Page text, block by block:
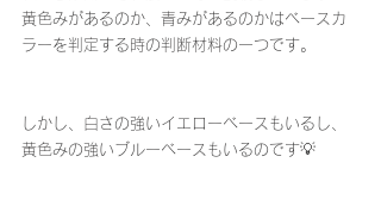
黄色みがあるのか、青みがあるのかはベースカ
ラーを判定する時の判断材料の一つです。
しかし、白さの強いイエローベースもいるし、
黄色みの強いブルーベースもいるのです💡